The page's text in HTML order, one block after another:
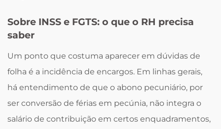
Sobre INSS e FGTS: o que o RH precisa
saber
Um ponto que costuma aparecer em dúvidas de
folha é a incidência de encargos. Em linhas gerais,
há entendimento de que o abono pecuniário, por
ser conversão de férias em pecúnia, não integra o
salário de contribuição em certos enquadramentos,